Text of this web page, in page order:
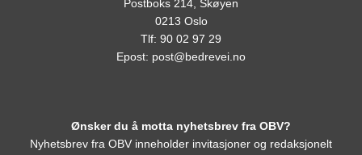
Postboks 214, Skøyen
0213 Oslo
Tlf: 90 02 97 29
Epost: post@bedrevei.no
Ønsker du å motta nyhetsbrev fra OBV?
Nyhetsbrev fra OBV inneholder invitasjoner og redaksjonelt